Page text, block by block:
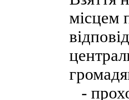
місцем
-